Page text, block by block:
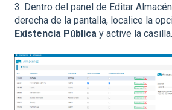
3. Dentro del panel de Editar
derecha de la pantalla, localice la
Existencia Pública y active la casilla.